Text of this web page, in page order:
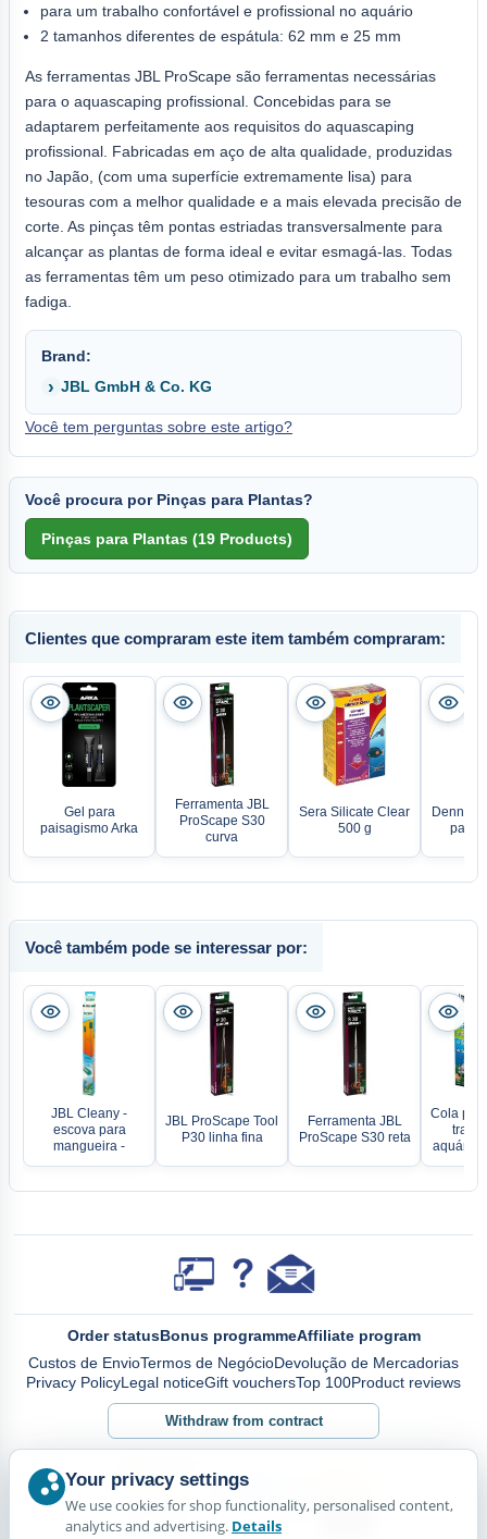
para um trabalho confortável e profissional no aquário
2 tamanhos diferentes de espátula: 62 mm e 25 mm
As ferramentas JBL ProScape são ferramentas necessárias
para o aquascaping profissional. Concebidas para se
adaptarem perfeitamente aos requisitos do aquascaping
profissional. Fabricadas em aço de alta qualidade, produzidas
no Japão, (com uma superfície extremamente lisa) para
tesouras com a melhor qualidade e a mais elevada precisão de
corte. As pinças têm pontas estriadas transversalmente para
alcançar as plantas de forma ideal e evitar esmagá-las. Todas
as ferramentas têm um peso otimizado para um trabalho sem
fadiga.
Brand:
JBL GmbH & Co. KG
Você tem perguntas sobre este artigo?
Você procura por Pinças para Plantas?
Clientes que compraram este item também compraram:
Gel para
paisagismo Arka
Ferramenta JBL
ProScape S30
curva
Sera Silicate Clear
500 g
para
Você também pode se interessar por:
JBL Cleany -
escova para
mangueira -
JBL ProScape Tool
P30 linha fina
Ferramenta JBL
ProScape S30 reta
Cola
aquários
Order statusBonus programmeAffiliate program
Custos de EnvioTermos de NegócioDevolução de Mercadorias
Privacy PolicyLegal noticeGift vouchersTop 100Product reviews
Withdraw from contract
Your privacy settings
We use cookies for shop functionality, personalised content,
analytics and advertising. Details